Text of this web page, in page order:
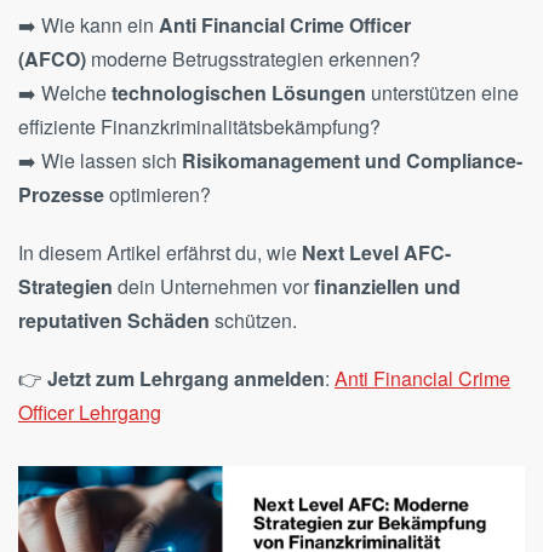
➡️ Wie kann ein Anti Financial Crime Officer
(AFCO) moderne Betrugsstrategien erkennen?
➡️ Welchetechnologischen Lösungen unterstützen eine
effiziente Finanzkriminalitätsbekämpfung?
➡️ Wie lassen sich Risikomanagement und Compliance-
Prozesseoptimieren?
In diesem Artikel erfährst du, wie Next Level AFC-
Strategien dein Unternehmen vorfinanziellen und
reputativen Schäden schützen.
👉 Jetzt zum Lehrgang anmelden: Anti Financial Crime
Officer Lehrgang